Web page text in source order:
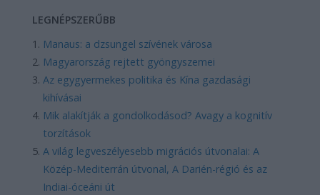
LEGNÉPSZERŰBB
Manaus: a dzsungel szívének városa
Magyarország rejtett gyöngyszemei
Az egygyermekes politika és Kína gazdasági
kihívásai
Mik alakítják a gondolkodásod? Avagy a kognitív
torzítások
A világ legveszélyesebb migrációs útvonalai: A
Közép-Mediterrán útvonal, A Darién-régió és az
Indiai-óceáni út